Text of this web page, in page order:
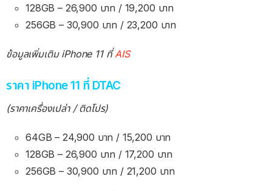
128GB – 26,900 บาท / 19,200 บาท
256GB – 30,900 บาท / 23,200 บาท
ข้อมูลเพิ่มเติม iPhone 11 ที่AIS
ราคา iPhone 11 ที่ DTAC
(ราคาเครื่องเปล่า / ติดโปร)
64GB – 24,900 บาท / 15,200 บาท
128GB – 26,900 บาท / 17,200 บาท
256GB – 30,900 บาท / 21,200 บาท